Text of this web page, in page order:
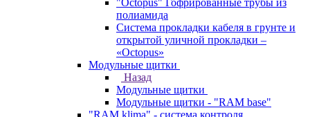
"Octopus" Гофрированные трубы из
полиамида
Система прокладки кабеля в грунте и
открытой уличной прокладки –
«Octopus»
Модульные щитки
Назад
Модульные щитки
Модульные щитки - "RAM base"
"RAM klima" - система контроля